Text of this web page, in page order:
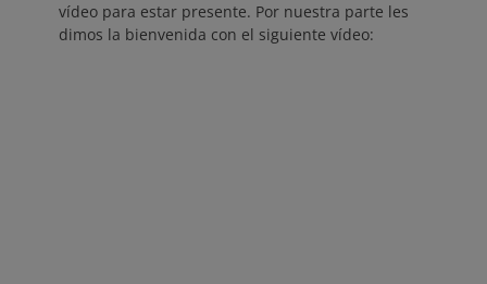
vídeo para estar presente. Por nuestra parte les
dimos la bienvenida con el siguiente vídeo: